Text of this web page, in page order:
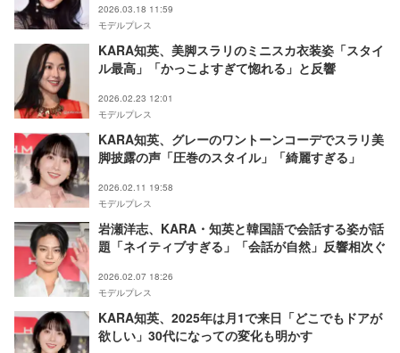
2026.03.18 11:59
モデルプレス
KARA知英、美脚スラリのミニスカ衣装姿「スタイ
ル最高」「かっこよすぎて惚れる」と反響
2026.02.23 12:01
モデルプレス
KARA知英、グレーのワントーンコーデでスラリ美
脚披露の声「圧巻のスタイル」「綺麗すぎる」
2026.02.11 19:58
モデルプレス
岩瀬洋志、KARA・知英と韓国語で会話する姿が話
題「ネイティブすぎる」「会話が自然」反響相次ぐ
2026.02.07 18:26
モデルプレス
KARA知英、2025年は月1で来日「どこでもドアが
欲しい」30代になっての変化も明かす